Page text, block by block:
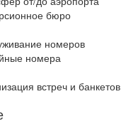
бюро
номеров
номера
встреч и банкетов